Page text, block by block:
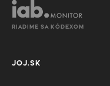
RIADIME SA KÓDEXOM
JOJ.SK